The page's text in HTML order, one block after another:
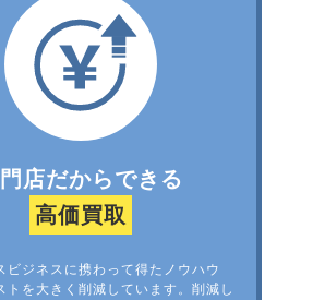
店だからできる
高価買取
ビジネスに携わって得たノウハウ
トを大きく削減しています。削減し